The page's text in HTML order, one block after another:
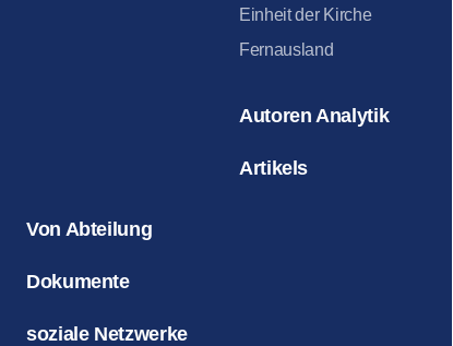
Einheit der Kirche
Fernausland
Autoren Analytik
Artikels
Von Abteilung
Dokumente
soziale Netzwerke